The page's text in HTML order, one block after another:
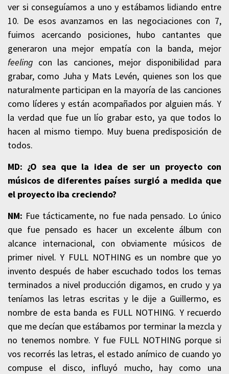
ver si conseguíamos a uno y estábamos lidiando entre
10. De esos avanzamos en las negociaciones con 7,
fuimos acercando posiciones, hubo cantantes que
generaron una mejor empatía con la banda, mejor
feeling con las canciones, mejor disponibilidad para
grabar, como Juha y Mats Levén, quienes son los que
naturalmente participan en la mayoría de las canciones
como líderes y están acompañados por alguien más. Y
la verdad que fue un lío grabar esto, ya que todos lo
hacen al mismo tiempo. Muy buena predisposición de
todos.
MD: ¿O sea que la idea de ser un proyecto con
músicos de diferentes países surgió a medida que
el proyecto iba creciendo?
NM: Fue tácticamente, no fue nada pensado. Lo único
que fue pensado es hacer un excelente álbum con
alcance internacional, con obviamente músicos de
primer nivel. Y FULL NOTHING es un nombre que yo
invento después de haber escuchado todos los temas
terminados a nivel producción digamos, en crudo y ya
teníamos las letras escritas y le dije a Guillermo, es
nombre de esta banda es FULL NOTHING. Y recuerdo
que me decían que estábamos por terminar la mezcla y
no tenemos nombre. Y fue FULL NOTHING porque si
vos recorrés las letras, el estado anímico de cuando yo
compuse el disco, influyó mucho, hay como una